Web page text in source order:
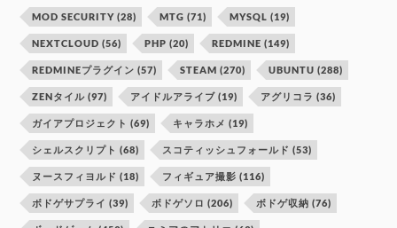
MOD SECURITY (28) MTG (71) MYSQL (19)
NEXTCLOUD (56) PHP (20) REDMINE (149)
REDMINEプラグイン (57) STEAM (270) UBUNTU (288)
ZENタイル (97) アイドルアライブ (19) アグリコラ (36)
ガイアプロジェクト (69) キャラホメ (19)
シェルスクリプト (68) スコティッシュフォールド (53)
ヌースフィヨルド (18) フィギュア撮影 (116)
ボドゲサプライ (39) ボドゲソロ (206) ボドゲ収納 (76)